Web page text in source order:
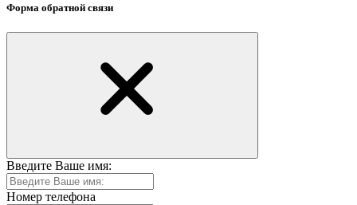
Форма обратной связи
Введите Ваше имя:
Номер телефона